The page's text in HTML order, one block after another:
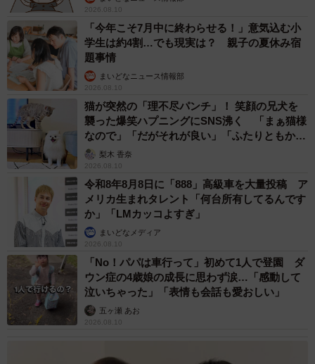
2026.08.10
「今年こそ7月中に終わらせる！」意気込む小
学生は約4割…でも現実は？ 親子の夏休み宿
題事情
まいどなニュース情報部
2026.08.10
猫が突然の「理不尽パンチ」！ 笑顔の兄犬を
襲った爆笑ハプニングにSNS沸く 「まぁ猫様
なので」「だがそれが良い」「ふたりともかわ
いいね」
梨木 香奈
2026.08.10
令和8年8月8日に「888」高級車を大量投稿 ア
メリカ生まれタレント「何台所有してるんです
か」「LMカッコよすぎ」
まいどなメディア
2026.08.10
「No！パパは車行って」初めて1人で登園 ダ
ウン症の4歳娘の成長に思わず涙…「感動して
泣いちゃった」「表情も会話も愛おしい」
五ヶ瀬 あお
2026.08.10